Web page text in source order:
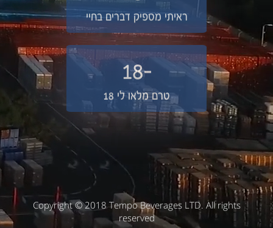
ראיתי מספיק דברים בחיי
-18
טרם מלאו לי 18
Copyright © 2018 Tempo Beverages LTD. All rights
reserved